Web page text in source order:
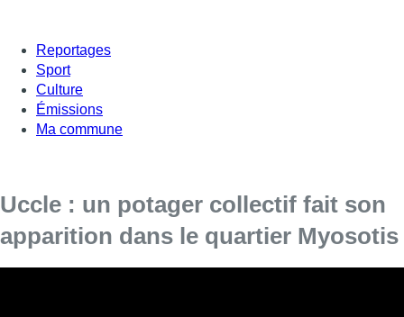
Reportages
Sport
Culture
Émissions
Ma commune
Uccle : un potager collectif fait son
apparition dans le quartier Myosotis